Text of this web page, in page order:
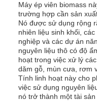
Máy ép viên biomass
trường hợp cần sản
Nó được sử dụng rộng
nhiên liệu sinh khối,
nghiệp và các dự án
nguyên liệu thô có độ
hoạt trong việc xử lý
dăm gỗ, mùn cưa, rơm
Tính linh hoạt này cho
việc sử dụng nguyên
nó trở thành một tài